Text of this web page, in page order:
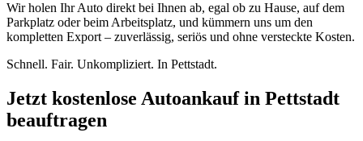
Wir holen Ihr Auto direkt bei Ihnen ab, egal ob zu Hause, auf dem
Parkplatz oder beim Arbeitsplatz, und kümmern uns um den
kompletten Export – zuverlässig, seriös und ohne versteckte Kosten.
Schnell. Fair. Unkompliziert. In Pettstadt.
Jetzt kostenlose Autoankauf in Pettstadt
beauftragen